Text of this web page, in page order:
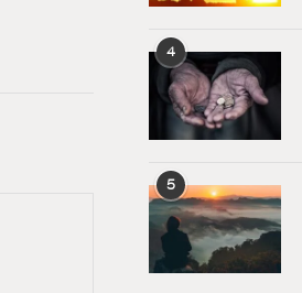
4
5